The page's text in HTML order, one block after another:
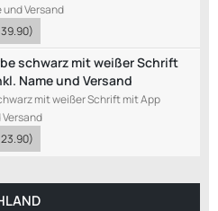
und Versand
39.90)
schwarz mit weißer Schrift
Name und Versand
mit weißer Schrift mit App
23.90)